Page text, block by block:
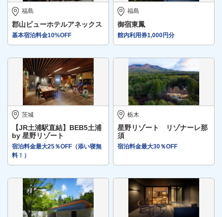
福島
郡山ビューホテルアネックス
基本宿泊料金10%OFF
福島
御宿東鳳
館内利用券1,000円分
茨城
【JR土浦駅直結】BEB5土浦
by 星野リゾート
宿泊料金最大25％OFF（添い寝無
料！）
栃木
星野リゾート リゾナーレ那
須
宿泊料金最大30％OFF